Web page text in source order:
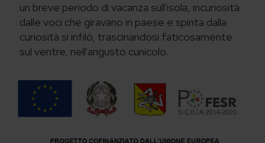
un breve periodo di vacanza sull'isola, incuriosità
dalle voci che giravano in paese e spinta dalla
curiosità si infilò, trascinandosi faticosamente
sul ventre, nell'angusto cunicolo.